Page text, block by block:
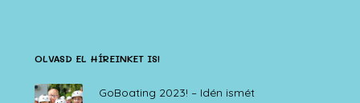
OLVASD EL HÍREINKET IS!
GoBoating 2023! – Idén ismét